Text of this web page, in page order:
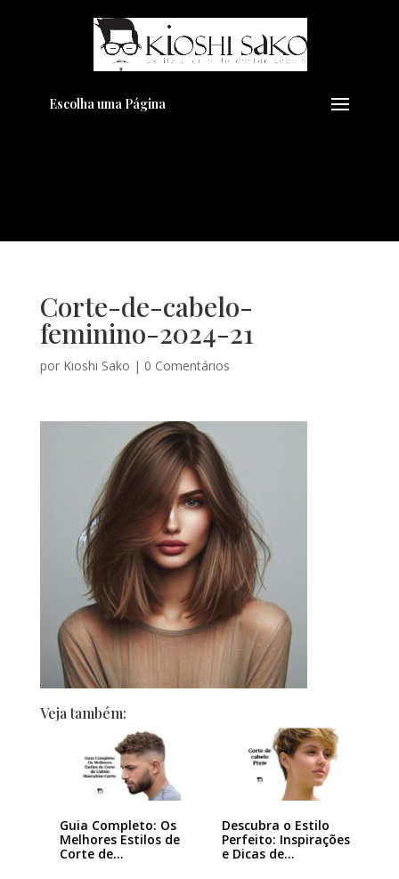
Escolha uma Página
Corte-de-cabelo-
feminino-2024-21
por Kioshi Sako | 0 Comentários
Veja também:
Guia Completo: Os
Melhores Estilos de
Corte de…
Descubra o Estilo
Perfeito: Inspirações
e Dicas de…
Pensando em transformar seu
Visual??